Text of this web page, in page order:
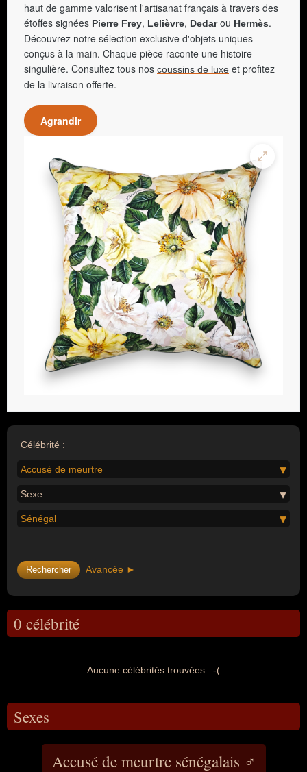
haut de gamme valorisent l'artisanat français à travers des
étoffes signées Pierre Frey, Lelièvre, Dedarou Hermès.
Découvrez notre sélection exclusive d'objets uniques
conçus à la main. Chaque pièce raconte une histoire
singulière. Consultez tous nos coussins de luxe et profitez
de la livraison offerte.
Agrandir
Célébrité :
Accusé de meurtre
Sexe
Sénégal
Avancée ►
0 célébrité
Aucune célébrités trouvées. :-(
Sexes
Accusé de meurtre sénégalais ♂